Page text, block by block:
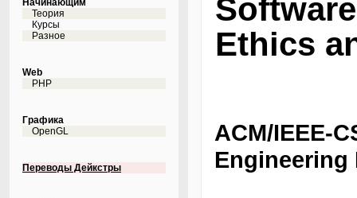
Начинающим
Теория
Курсы
Разное
Web
PHP
Графика
OpenGL
Переводы Дейкстры
Ethics
ACM/
Engineering